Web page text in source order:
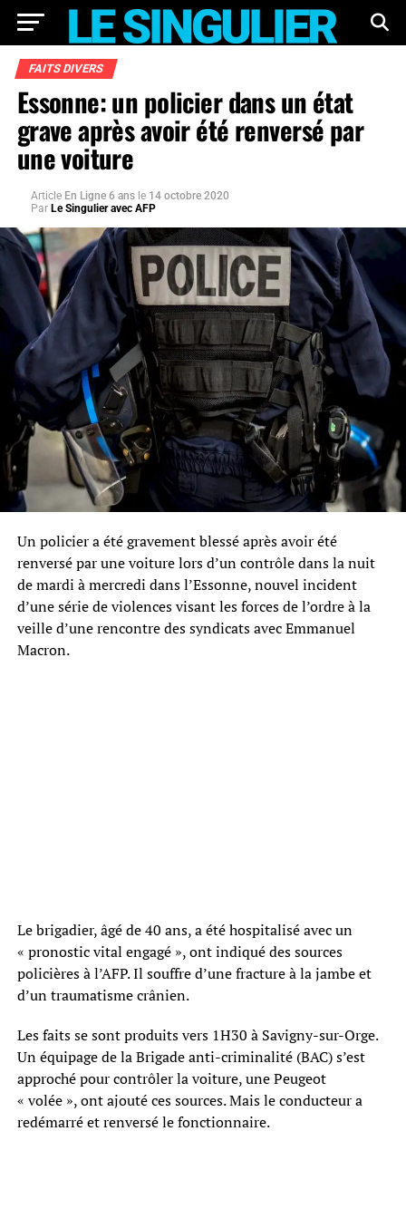
FAITS DIVERS
Essonne: un policier dans un état
grave après avoir été renversé par
une voiture
Article En Ligne 6 ans le 14 octobre 2020
Par Le Singulier avec AFP
Un policier a été gravement blessé après avoir été
renversé par une voiture lors d’un contrôle dans la nuit
de mardi à mercredi dans l’Essonne, nouvel incident
d’une série de violences visant les forces de l’ordre à la
veille d’une rencontre des syndicats avec Emmanuel
Macron.
Le brigadier, âgé de 40 ans, a été hospitalisé avec un
« pronostic vital engagé », ont indiqué des sources
policières à l’AFP. Il souffre d’une fracture à la jambe et
d’un traumatisme crânien.
Les faits se sont produits vers 1H30 à Savigny-sur-Orge.
Un équipage de la Brigade anti-criminalité (BAC) s’est
approché pour contrôler la voiture, une Peugeot
« volée », ont ajouté ces sources. Mais le conducteur a
redémarré et renversé le fonctionnaire.